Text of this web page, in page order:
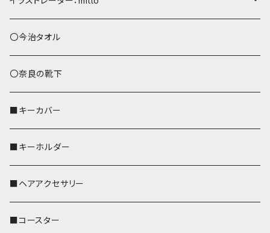
あずまバッグ
トートバッグ（L）
バッグインバッグ
シマエナガ
ハシビロコウ
オカメインコ
歌うオカメちゃん
おかめ３兄弟
セキセイインコ
文鳥
鹿
〇今治タオル
〇奈良の靴下
■キーカバー
■キーホルダー
■ヘアアクセサリー
■コースター